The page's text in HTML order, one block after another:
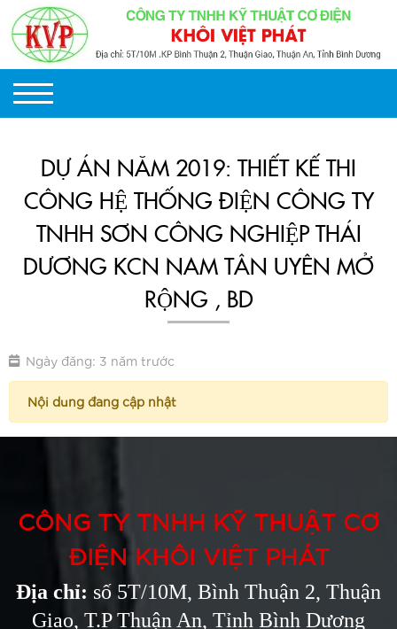
DỰ ÁN NĂM 2019: THIẾT KẾ THI
CÔNG HỆ THỐNG ĐIỆN CÔNG TY
TNHH SƠN CÔNG NGHIỆP THÁI
DƯƠNG KCN NAM TÂN UYÊN MỞ
RỘNG , BD
Ngày đăng: 3 năm trước
Nội dung đang cập nhật
CÔNG TY TNHH KỸ THUẬT CƠ
ĐIỆN KHÔI VIỆT PHÁT
Địa chỉ: số 5T/10M, Bình Thuận 2, Thuận
Giao, T.P Thuận An, Tỉnh Bình Dương